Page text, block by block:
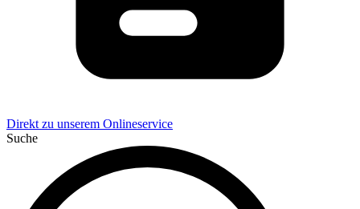
Direkt zu unserem Onlineservice
Suche